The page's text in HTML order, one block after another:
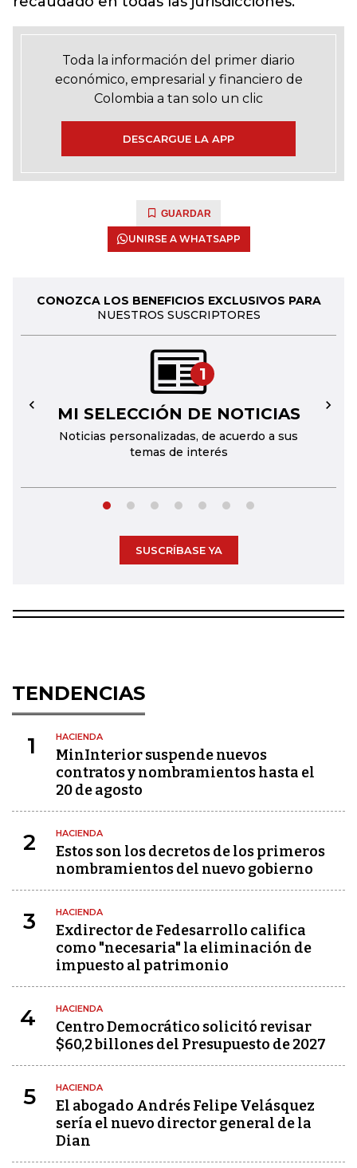
Toda la información del primer diario
económico, empresarial y financiero de
Colombia a tan solo un clic
DESCARGUE LA APP
GUARDAR
UNIRSE A WHATSAPP
CONOZCA LOS BENEFICIOS EXCLUSIVOS PARA
NUESTROS SUSCRIPTORES
1
MI SELECCIÓN DE NOTICIAS
Noticias personalizadas, de acuerdo a sus
temas de interés
← →
SUSCRÍBASE YA
TENDENCIAS
1 HACIENDA
MinInterior suspende nuevos
contratos y nombramientos hasta el
20 de agosto
2 HACIENDA
Estos son los decretos de los primeros
nombramientos del nuevo gobierno
3 HACIENDA
Exdirector de Fedesarrollo califica
como "necesaria" la eliminación de
impuesto al patrimonio
4 HACIENDA
Centro Democrático solicitó revisar
$60,2 billones del Presupuesto de 2027
5 HACIENDA
El abogado Andrés Felipe Velásquez
sería el nuevo director general de la
Dian